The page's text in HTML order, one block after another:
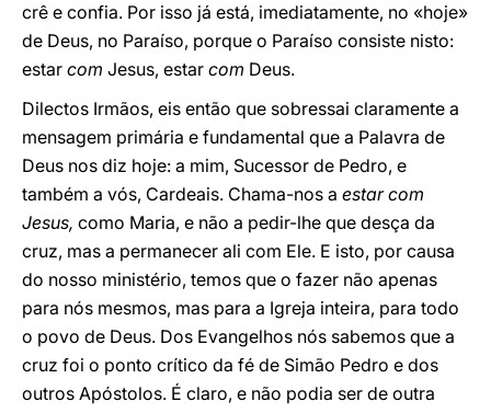
crê e confia. Por isso já está, imediatamente, no «hoje»
de Deus, no Paraíso, porque o Paraíso consiste nisto:
estar com Jesus, estar com Deus.
Dilectos Irmãos, eis então que sobressai claramente a
mensagem primária e fundamental que a Palavra de
Deus nos diz hoje: a mim, Sucessor de Pedro, e
também a vós, Cardeais. Chama-nos a estar com
Jesus, como Maria, e não a pedir-lhe que desça da
cruz, mas a permanecer ali com Ele. E isto, por causa
do nosso ministério, temos que o fazer não apenas
para nós mesmos, mas para a Igreja inteira, para todo
o povo de Deus. Dos Evangelhos nós sabemos que a
cruz foi o ponto crítico da fé de Simão Pedro e dos
outros Apóstolos. É claro, e não podia ser de outra